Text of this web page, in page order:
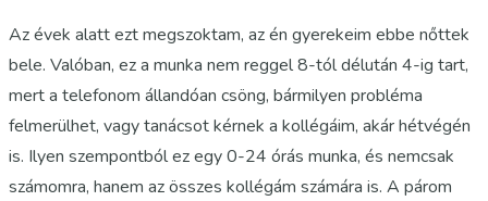
Az évek alatt ezt megszoktam, az én gyerekeim ebbe nőttek
bele. Valóban, ez a munka nem reggel 8-tól délután 4-ig tart,
mert a telefonom állandóan csöng, bármilyen probléma
felmerülhet, vagy tanácsot kérnek a kollégáim, akár hétvégén
is. Ilyen szempontból ez egy 0-24 órás munka, és nemcsak
számomra, hanem az összes kollégám számára is. A párom